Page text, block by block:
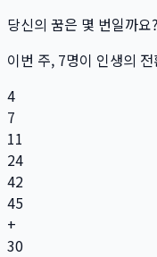
당신의 꿈은 몇 번일까요?
이번 주, 7명이 인생의
4
7
11
24
42
45
+
30